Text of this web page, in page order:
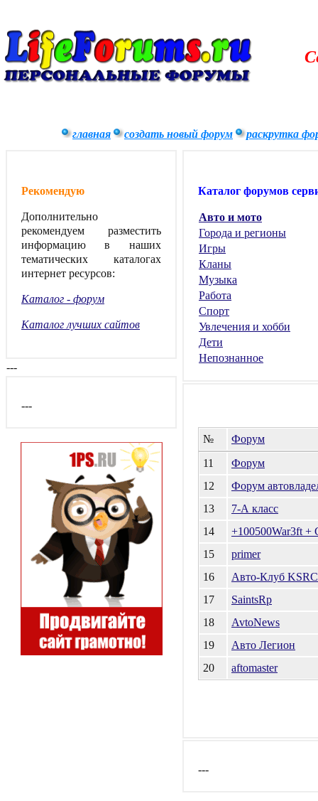
главная создать новый форум раскрутка
Рекомендую
Дополнительно
рекомендуем разместить
информацию в наших
тематических каталогах
интернет ресурсов:
Каталог - форум
Каталог лучших сайтов
---
---
Каталог форумов
Авто и мото
Города и регионы
Игры
Кланы
Музыка
Работа
Спорт
Увлечения и хобби
Дети
Непознанное
№
Форум
11
Форум
12
Форум
13
7-А класс
14
+100500War3ft +
15
primer
16
Авто-Клуб KSRC
17
SaintsRp
18
AvtoNews
19
Авто Легион
20
aftomaster
---